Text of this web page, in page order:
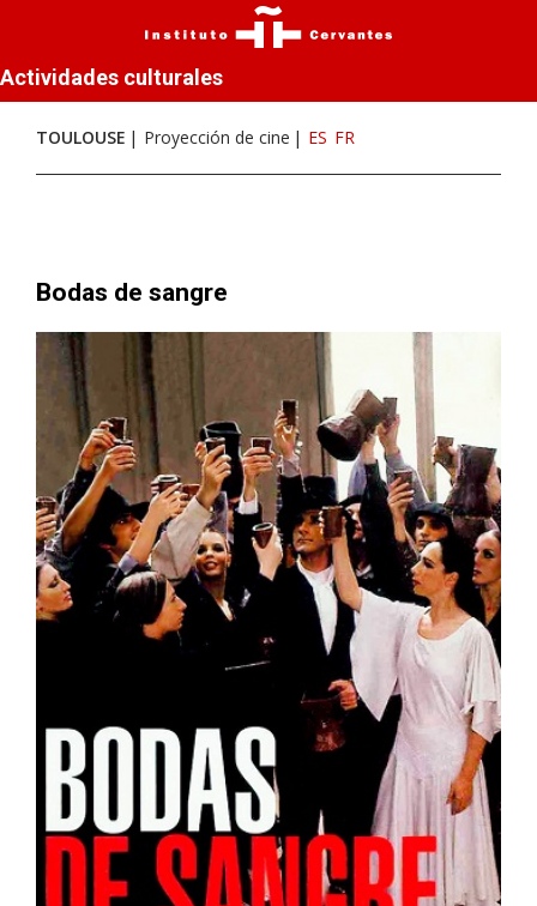
Actividades culturales
TOULOUSE Proyección de cine ES FR
Bodas de sangre